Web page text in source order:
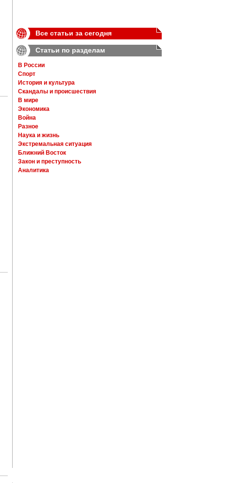
Все статьи за сегодня
Статьи по разделам
В России
Спорт
История и культура
Скандалы и происшествия
В мире
Экономика
Война
Разное
Наука и жизнь
Экстремальная ситуация
Ближний Восток
Закон и преступность
Аналитика